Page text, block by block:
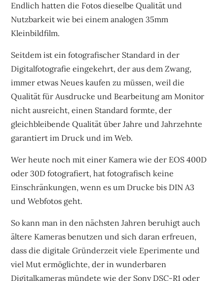
Endlich hatten die Fotos dieselbe Qualität und
Nutzbarkeit wie bei einem analogen 35mm
Kleinbildfilm.
Seitdem ist ein fotografischer Standard in der
Digitalfotografie eingekehrt, der aus dem Zwang,
immer etwas Neues kaufen zu müssen, weil die
Qualität für Ausdrucke und Bearbeitung am Monitor
nicht ausreicht, einen Standard formte, der
gleichbleibende Qualität über Jahre und Jahrzehnte
garantiert im Druck und im Web.
Wer heute noch mit einer Kamera wie der EOS 400D
oder 30D fotografiert, hat fotografisch keine
Einschränkungen, wenn es um Drucke bis DIN A3
und Webfotos geht.
So kann man in den nächsten Jahren beruhigt auch
ältere Kameras benutzen und sich daran erfreuen,
dass die digitale Gründerzeit viele Eperimente und
viel Mut ermöglichte, der in wunderbaren
Digitalkameras mündete wie der Sony DSC-R1 oder